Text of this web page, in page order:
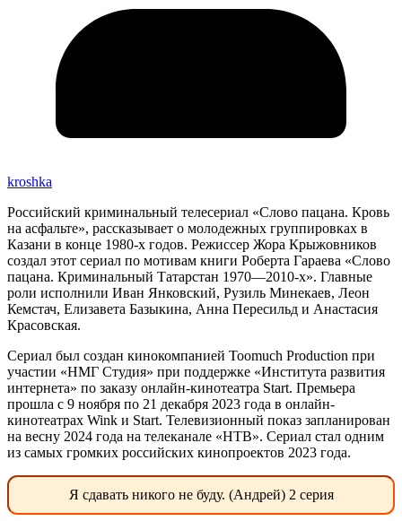
kroshka
Российский криминальный телесериал «Слово пацана. Кровь
на асфальте», рассказывает о молодежных группировках в
Казани в конце 1980-х годов. Режиссер Жора Крыжовников
создал этот сериал по мотивам книги Роберта Гараева «Слово
пацана. Криминальный Татарстан 1970—2010-х». Главные
роли исполнили Иван Янковский, Рузиль Минекаев, Леон
Кемстач, Елизавета Базыкина, Анна Пересильд и Анастасия
Красовская.
Сериал был создан кинокомпанией Toomuch Production при
участии «НМГ Студия» при поддержке «Института развития
интернета» по заказу онлайн-кинотеатра Start. Премьера
прошла с 9 ноября по 21 декабря 2023 года в онлайн-
кинотеатрах Wink и Start. Телевизионный показ запланирован
на весну 2024 года на телеканале «НТВ». Сериал стал одним
из самых громких российских кинопроектов 2023 года.
Я сдавать никого не буду. (Андрей) 2 серия